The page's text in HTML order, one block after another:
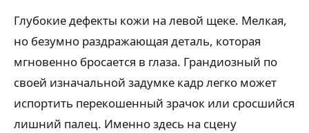
Глубокие дефекты кожи на левой щеке. Мелкая,
но безумно раздражающая деталь, которая
мгновенно бросается в глаза. Грандиозный по
своей изначальной задумке кадр легко может
испортить перекошенный зрачок или сросшийся
лишний палец. Именно здесь на сцену